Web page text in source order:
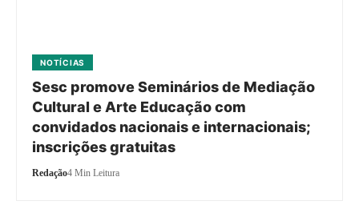
NOTÍCIAS
Sesc promove Seminários de Mediação
Cultural e Arte Educação com
convidados nacionais e internacionais;
inscrições gratuitas
Redação4 Min Leitura